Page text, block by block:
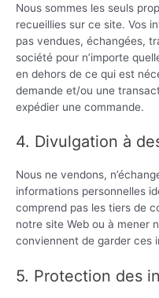
Nous sommes les seuls
recueillies sur ce site. Vos
pas vendues, échangées,
société pour n’importe
en dehors de ce qui est
demande et/ou une
expédier une commande.
4. Divulgation à
Nous ne vendons,
informations personnelles
comprend pas les tiers de
notre site Web ou à mener
conviennent de garder ces
5. Protection des